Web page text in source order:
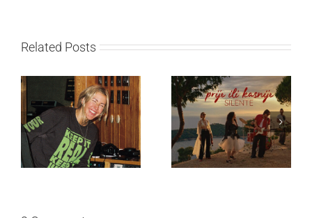
Related Posts
Ellie Goulding otkriva
nežniju stranu novim
singlom „4 Seasons“
Silente objavio novi
singl “Prije ili kasnije”